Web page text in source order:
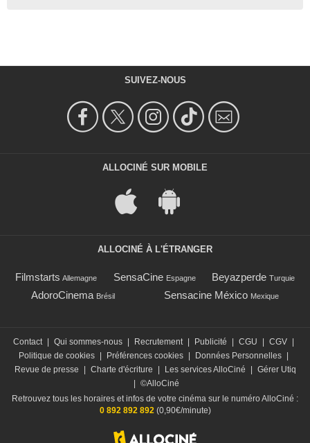
SUIVEZ-NOUS
ALLOCINÉ SUR MOBILE
ALLOCINÉ À L'ÉTRANGER
Filmstarts Allemagne SensaCine Espagne Beyazperde Turquie
AdoroCinema Brésil Sensacine México Mexique
Contact Qui sommes-nous Recrutement Publicité CGU CGV
Politique de cookies
Préférences cookies Données Personnelles
Revue de presse
Charte d'écriture Les services AlloCiné
Gérer Utiq
©AlloCiné
Retrouvez tous les horaires et infos de votre cinéma sur le numéro AlloCiné :
0 892 892 892(0,90€/minute)